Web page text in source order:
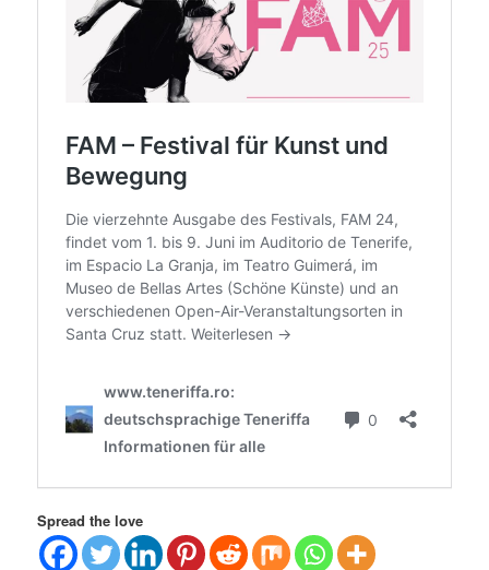
Spread the love